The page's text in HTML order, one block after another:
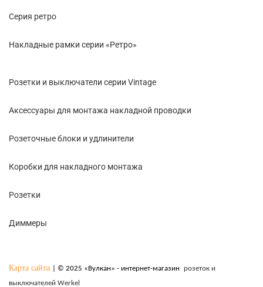
Cерия ретро
Накладные рамки серии «Ретро»
Розетки и выключатели серии Vintage
Аксессуары для монтажа накладной проводки
Розеточные блоки и удлинители
Коробки для накладного монтажа
Розетки
Диммеры
Карта сайта | © 2025 «Вулкан» - интернет-магазин
розеток и
выключателей Werkel